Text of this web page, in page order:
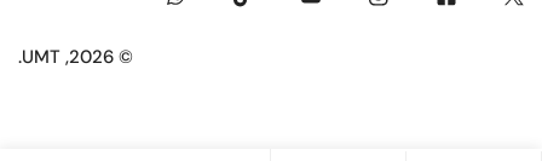
Twitter
Facebook
Instagram
Tiktok
© 2026,
UMT
.